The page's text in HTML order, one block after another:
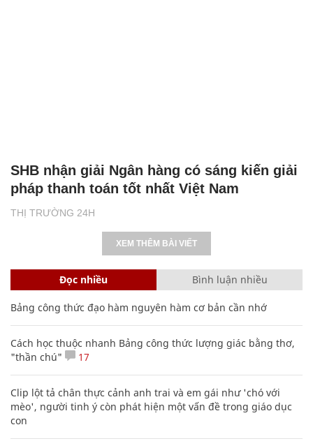
THỊ TRƯỜNG 24H
SHB nhận giải Ngân hàng có sáng kiến giải
pháp thanh toán tốt nhất Việt Nam
XEM THÊM BÀI VIẾT
Đọc nhiều Bình luận nhiều
Bảng công thức đạo hàm nguyên hàm cơ bản cần nhớ
Cách học thuộc nhanh Bảng công thức lượng giác bằng thơ,
"thần chú"
17
Clip lột tả chân thực cảnh anh trai và em gái như 'chó với
mèo', người tinh ý còn phát hiện một vấn đề trong giáo dục
con